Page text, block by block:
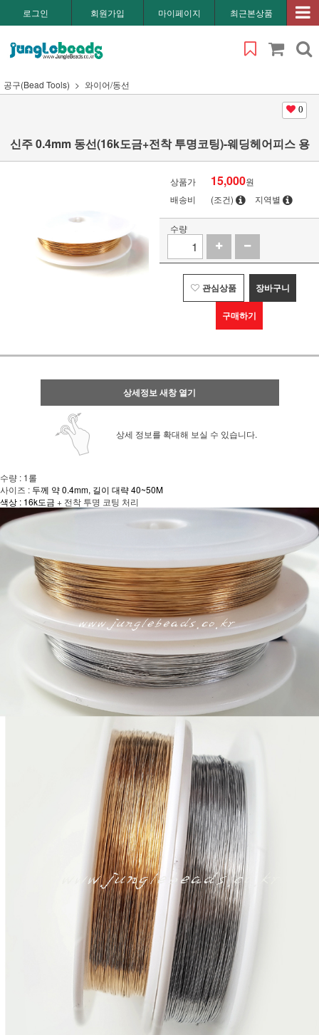
로그인 회원가입 마이페이지 최근본상품
공구(Bead Tools) 와이어/동선
0
신주 0.4mm 동선(16k도금+전착 투명코팅)-웨딩헤어피스 용
상품가 15,000원
배송비
(조건) 지역별
수량
관심상품 장바구니
구매하기
상세정보 새창 열기
상세 정보를 확대해 보실 수 있습니다.
수량 : 1롤
사이즈 : 두께 약 0.4mm, 길이 대략 40~50M
색상 : 16k도금 + 전착 투명 코팅 처리